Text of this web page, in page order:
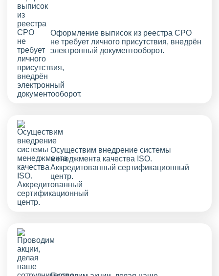
Оформление выписок из реестра СРО
не требует личного присутствия, внедрён
электронный документооборот.
Осуществим внедрение системы
менеджмента качества ISO.
Аккредитованный сертификационный
центр.